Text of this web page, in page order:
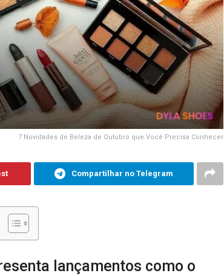
7 Novidades de Beleza de Outubro que Você Precisa Conhecer
Compartilhar no Telegram
lançamentos como o